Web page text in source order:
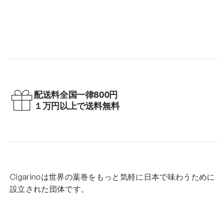
配送料全国一律800円
１万円以上で送料無料
Cigarinoは世界の葉巻をもっと気軽に日本で味わうために
設立された団体です。